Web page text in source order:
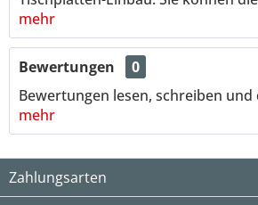
mehr
Bewertungen
0
Bewertungen lesen, schreiben und
mehr
Zahlungsarten